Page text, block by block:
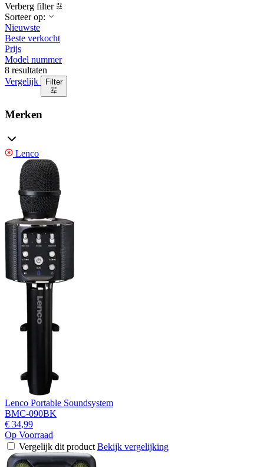
Verberg filter
Sorteer op:
Nieuwste
Beste verkocht
Prijs
Model nummer
8 resultaten
Vergelijk
Filter
Merken
Lenco
Lenco Portable Soundsystem
BMC-090BK
€ 34,99
Op Voorraad
Vergelijk dit product Bekijk vergelijking